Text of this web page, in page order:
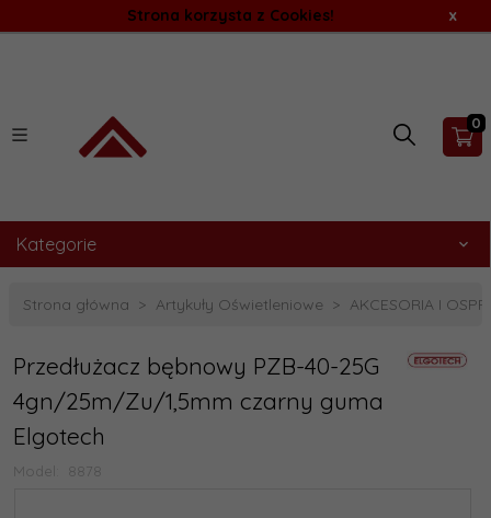
Strona korzysta z Cookies! x
0
Kategorie
Strona główna Artykuły Oświetleniowe AKCESORIA I
Przedłużacz bębnowy PZB-40-25G
4gn/25m/Zu/1,5mm czarny guma
Elgotech
Model: 8878